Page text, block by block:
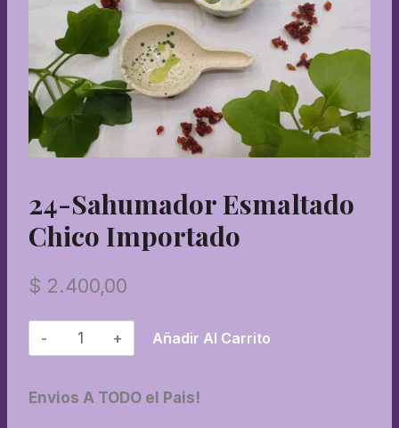
24-Sahumador Esmaltado
Chico Importado
$ 2.400,00
24-
Sahumador
chico
Añadir Al Carrito
Envios A TODO el Pais!